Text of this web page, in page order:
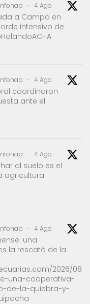
· 4 Ago
a Campo en
intensivo de
· 4 Ago
coordinaron
ante el
· 4 Ago
al suelo es el
agricultura
· 4 Ago
una
la rescató de la
2026/08/
una-cooperativa-
de-la-quiebra-y-